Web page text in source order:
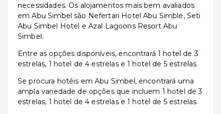
necessidades. Os alojamentos mais bem avaliados
em Abu Simbel são Nefertari Hotel Abu Simble, Seti
Abu Simbel Hotel e Azal Lagoons Resort Abu
Simbel.
Entre as opções disponíveis, encontrará 1 hotel de 3
estrelas, 1 hotel de 4 estrelas e 1 hotel de 5 estrelas.
Se procura hotéis em Abu Simbel, encontrará uma
ampla variedade de opções que incluem 1 hotel de 3
estrelas, 1 hotel de 4 estrelas e 1 hotel de 5 estrelas.